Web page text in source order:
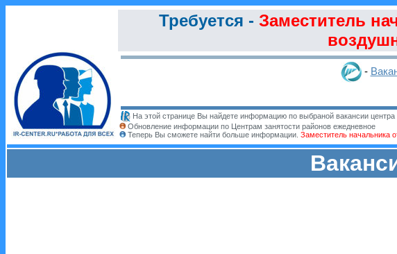
Требуется - Заместитель
-
На этой странице Вы найдете информацию по выбраной вакансии центра
Обновление информации по Центрам занятости районов ежедневное
Теперь Вы сможете найти больше информации. Заместитель начальника